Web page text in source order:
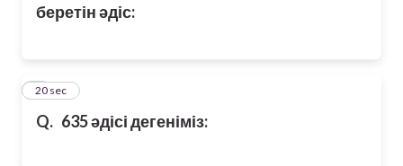
беретін әдіс:
Q. 635 әдісі дегеніміз:
4
20 sec